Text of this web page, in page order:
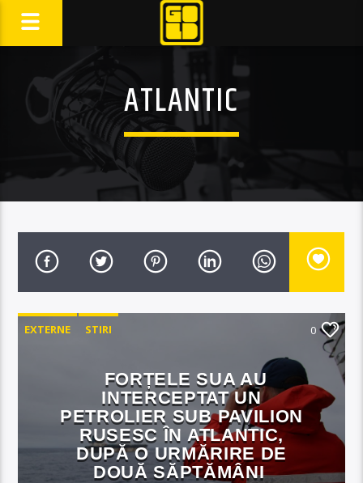
ATLANTIC
EXTERNE STIRI 0
FORȚELE SUA AU
INTERCEPTAT UN
PETROLIER SUB PAVILION
RUSESC ÎN ATLANTIC,
DUPĂ O URMĂRIRE DE
DOUĂ SĂPTĂMÂNI